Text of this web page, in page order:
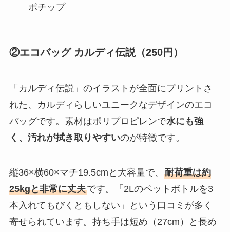
ポチップ
②エコバッグ カルディ伝説（250円）
「カルディ伝説」のイラストが全面にプリントさ
れた、カルディらしいユニークなデザインのエコ
バッグです。素材はポリプロピレンで水にも強
く、汚れが拭き取りやすいのが特徴です。
縦36×横60×マチ19.5cmと大容量で、 耐荷重は約
25kgと非常に丈夫です。「2Lのペットボトルを3
本入れてもびくともしない」という口コミが多く
寄せられています。持ち手は短め（27cm）と長め